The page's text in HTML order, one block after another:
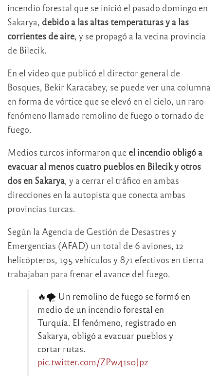
incendio forestal que se inició el pasado domingo en
Sakarya, debido a las altas temperaturas y a las
corrientes de aire, y se propagó a la vecina provincia
de Bilecik.
En el video que publicó el director general de
Bosques, Bekir Karacabey, se puede ver una columna
en forma de vórtice que se elevó en el cielo, un raro
fenómeno llamado remolino de fuego o tornado de
fuego.
Medios turcos informaron que el incendio obligó a
evacuar al menos cuatro pueblos en Bilecik y otros
dos en Sakarya, y a cerrar el tráfico en ambas
direcciones en la autopista que conecta ambas
provincias turcas.
Según la Agencia de Gestión de Desastres y
Emergencias (AFAD) un total de 6 aviones, 12
helicópteros, 195 vehículos y 871 efectivos en tierra
trabajaban para frenar el avance del fuego.
🔥🌪 Un remolino de fuego se formó en
medio de un incendio forestal en
Turquía. El fenómeno, registrado en
Sakarya, obligó a evacuar pueblos y
cortar rutas.
pic.twitter.com/ZPw41s0Jpz